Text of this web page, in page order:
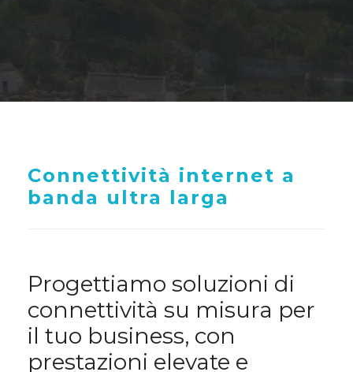
Connettività internet a
banda ultra larga
Progettiamo soluzioni di
connettività su misura per
il tuo business, con
prestazioni elevate e